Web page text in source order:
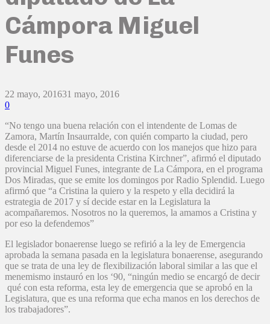
Cámpora Miguel
Funes
22 mayo, 201631 mayo, 2016
0
“No tengo una buena relación con el intendente de Lomas de
Zamora, Martín Insaurralde, con quién comparto la ciudad, pero
desde el 2014 no estuve de acuerdo con los manejos que hizo para
diferenciarse de la presidenta Cristina Kirchner”, afirmó el diputado
provincial Miguel Funes, integrante de La Cámpora, en el programa
Dos Miradas, que se emite los domingos por Radio Splendid. Luego
afirmó que “a Cristina la quiero y la respeto y ella decidirá la
estrategia de 2017 y sí decide estar en la Legislatura la
acompañaremos. Nosotros no la queremos, la amamos a Cristina y
por eso la defendemos”
El legislador bonaerense luego se refirió a la ley de Emergencia
aprobada la semana pasada en la legislatura bonaerense, asegurando
que se trata de una ley de flexibilización laboral similar a las que el
menemismo instauró en los ‘90, “ningún medio se encargó de decir
qué con esta reforma, esta ley de emergencia que se aprobó en la
Legislatura, que es una reforma que echa manos en los derechos de
los trabajadores”.